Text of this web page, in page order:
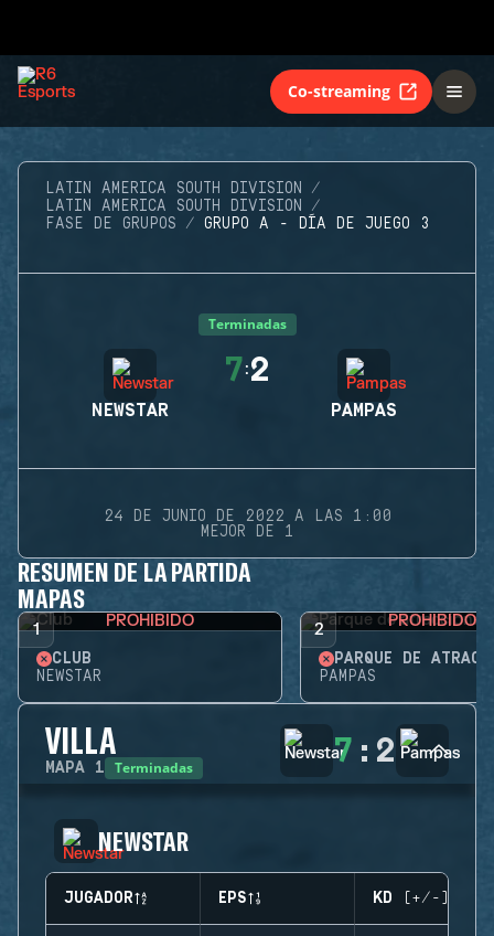
Co-streaming
LATIN AMERICA SOUTH DIVISION
LATIN AMERICA SOUTH DIVISION
FASE DE GRUPOS
GRUPO A - DÍA DE JUEGO 3
Terminadas
NEWSTAR
7:2
PAMPAS
24 DE JUNIO DE 2022 A LAS 1:00
MEJOR DE 1
RESUMEN DE LA PARTIDA
MAPAS
1 PROHIBIDO
CLUB
NEWSTAR
2 PROHIBIDO
PARQUE DE
PAMPAS
VILLA
MAPA 1 Terminadas 7 : 2
NEWSTAR
JUGADOR EPS KD (+/-)